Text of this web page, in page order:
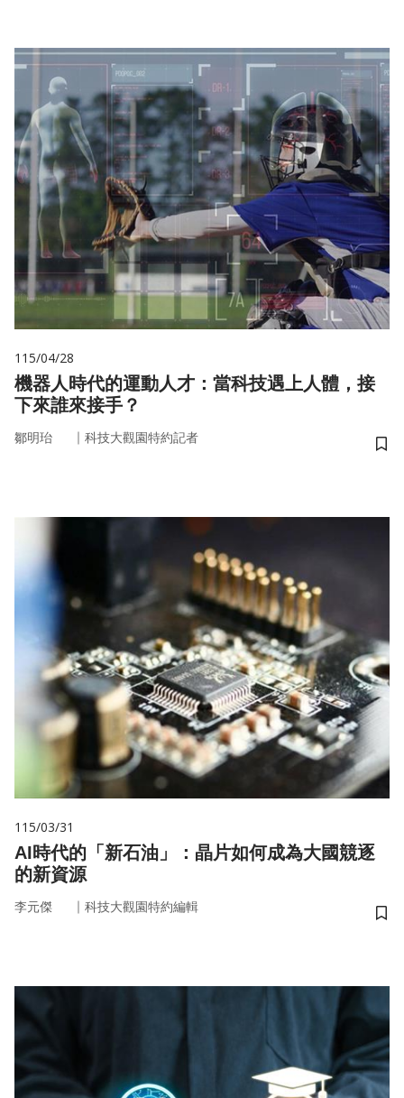
115/04/28
機器人時代的運動人才：當科技遇上人體，接
下來誰來接手？
鄒明珆 ｜ 科技大觀園特約記者
儲
115/03/31
AI時代的「新石油」：晶片如何成為大國競逐
的新資源
李元傑 ｜ 科技大觀園特約編輯
儲